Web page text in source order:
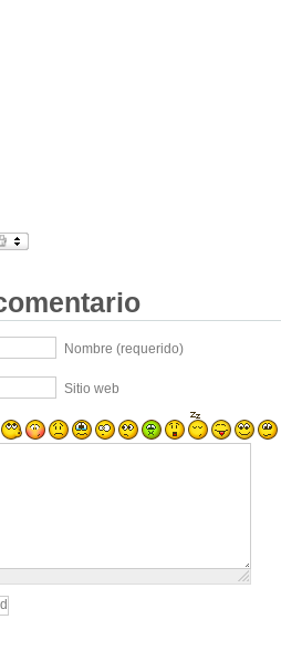
Nombre (requerido)
Sitio web